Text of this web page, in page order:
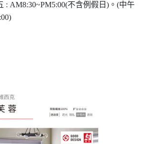
: AM8:30~PM5:00(不含例假日)。(中午